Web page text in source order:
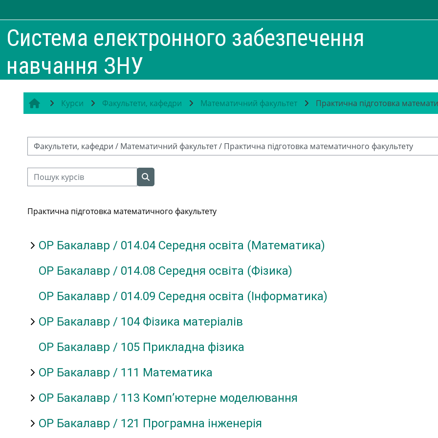
Система електронного забезпечення
навчання ЗНУ
Курси Факультети, кафедри Математичний факультет Практична підготовка
Категорії курсів
Пошук курсів
Пошук курсів
Практична підготовка математичного факультету
ОР Бакалавр / 014.04 Середня освіта (Математика)
ОР Бакалавр / 014.08 Середня освіта (Фізика)
ОР Бакалавр / 014.09 Середня освіта (Інформатика)
ОР Бакалавр / 104 Фізика матеріалів
ОР Бакалавр / 105 Прикладна фізика
ОР Бакалавр / 111 Математика
ОР Бакалавр / 113 Комп’ютерне моделювання
ОР Бакалавр / 121 Програмна інженерія